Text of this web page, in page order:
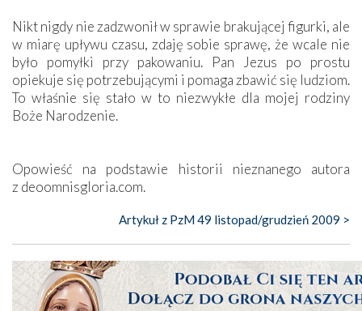
Nikt nigdy nie zadzwonił w sprawie brakującej figurki, ale
w miarę upływu czasu, zdaję sobie sprawę, że wcale nie
było pomyłki przy pakowaniu. Pan Jezus po prostu
opiekuje się potrzebującymi i pomaga zbawić się ludziom.
To właśnie się stało w to niezwykłe dla mojej rodziny
Boże Narodzenie.
Opowieść na podstawie historii nieznanego autora
z deoomnisgloria.com.
Artykuł z PzM 49 listopad/grudzień 2009 >